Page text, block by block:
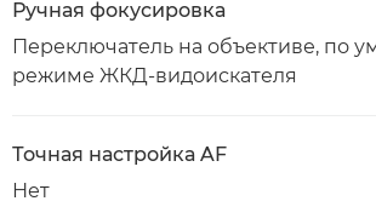
Ручная фокусировка
Переключатель на объективе, по
режиме ЖКД-видоискателя
Точная настройка AF
Нет